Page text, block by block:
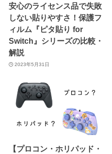
安心のライセンス品で失敗
しない貼りやすさ！保護フ
ィルム『ピタ貼り for
Switch』シリーズの比較・
解説
2023年5月31日
【プロコン・ホリパッド・